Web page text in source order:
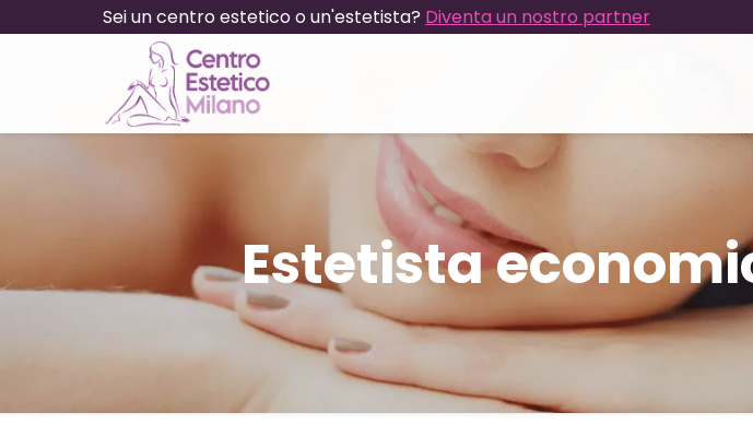
Sei un centro estetico o un'estetista? Diventa un nostro partner
Estetista